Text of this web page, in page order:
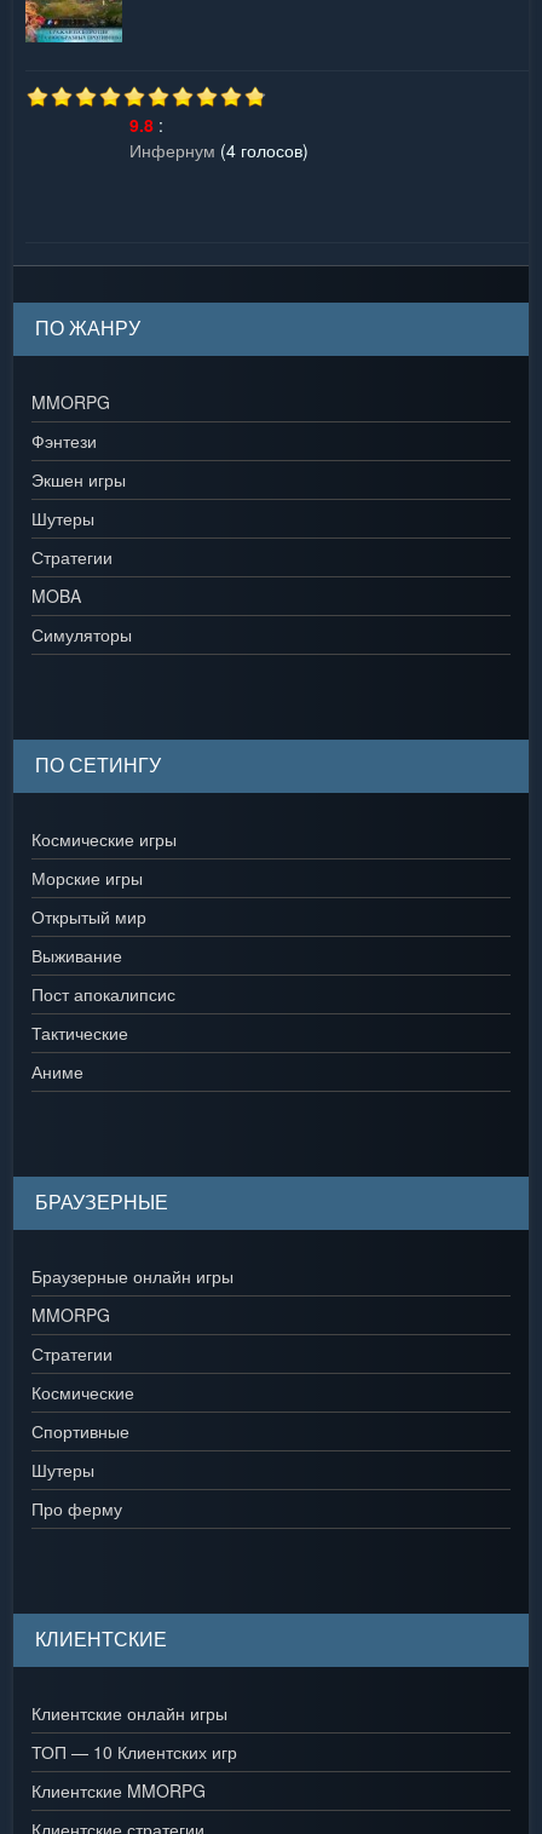
9.8 :
Инфернум (4 голосов)
ПО ЖАНРУ
MMORPG
Фэнтези
Экшен игры
Шутеры
Стратегии
MOBA
Симуляторы
ПО СЕТИНГУ
Космические игры
Морские игры
Открытый мир
Выживание
Пост апокалипсис
Тактические
Аниме
БРАУЗЕРНЫЕ
Браузерные онлайн игры
MMORPG
Стратегии
Космические
Спортивные
Шутеры
Про ферму
КЛИЕНТСКИЕ
Клиентские онлайн игры
ТОП — 10 Клиентских игр
Клиентские MMORPG
Клиентские стратегии